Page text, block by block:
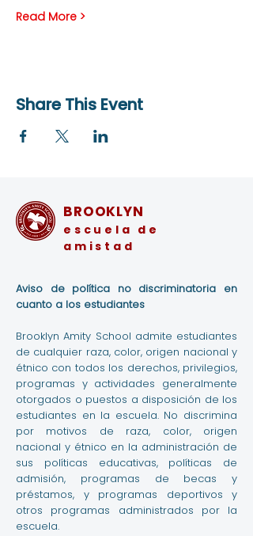
Read More >
Share This Event
BROOKLYN
escuela de
amistad
Aviso de política no discriminatoria en
cuanto a los estudiantes
Brooklyn Amity School admite estudiantes
de cualquier raza, color, origen nacional y
étnico con todos los derechos, privilegios,
programas y actividades generalmente
otorgados o puestos a disposición de los
estudiantes en la escuela. No discrimina
por motivos de raza, color, origen
nacional y étnico en la administración de
sus políticas educativas, políticas de
admisión, programas de becas y
préstamos, y programas deportivos y
otros programas administrados por la
escuela.